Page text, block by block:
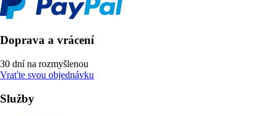
Doprava a vrácení
30 dní na rozmyšlenou
Vraťte svou objednávku
Služby